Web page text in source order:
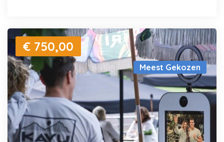
Meest Gekozen
€ 750,00